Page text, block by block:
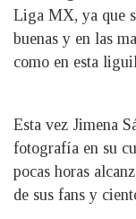
Liga MX, ya que
buenas y en las
como en esta
Esta vez Jimena
fotografía en su
pocas horas
de sus fans y